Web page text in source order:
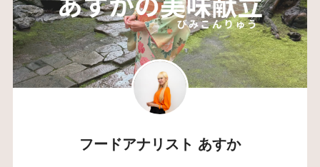
フードアナリスト あすか